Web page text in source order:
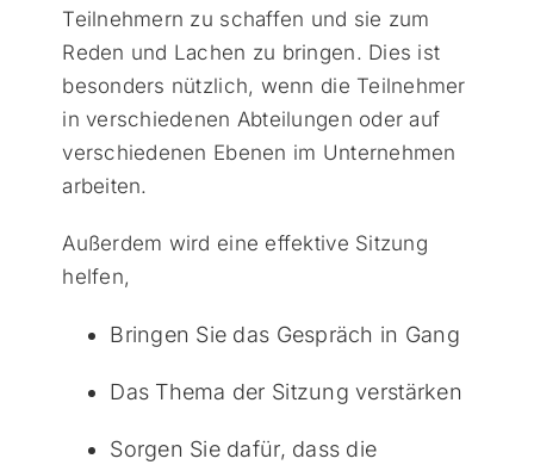
Teilnehmern zu schaffen und sie zum
Reden und Lachen zu bringen. Dies ist
besonders nützlich, wenn die Teilnehmer
in verschiedenen Abteilungen oder auf
verschiedenen Ebenen im Unternehmen
arbeiten.
Außerdem wird eine effektive Sitzung
helfen,
Bringen Sie das Gespräch in Gang
Das Thema der Sitzung verstärken
Sorgen Sie dafür, dass die